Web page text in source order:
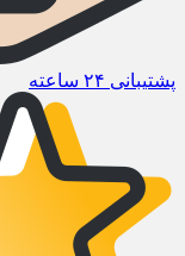
پشتیبانی ۲۴ ساعته